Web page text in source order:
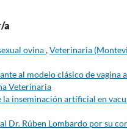
a
ovina,Veterinaria
al modelo clásico de vagina
Veterinaria
la inseminación artíficial en
Dr. Rúben Lombardo por su